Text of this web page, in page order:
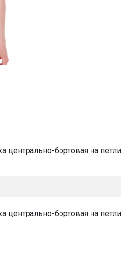
центрально-бортовая на петли
центрально-бортовая на